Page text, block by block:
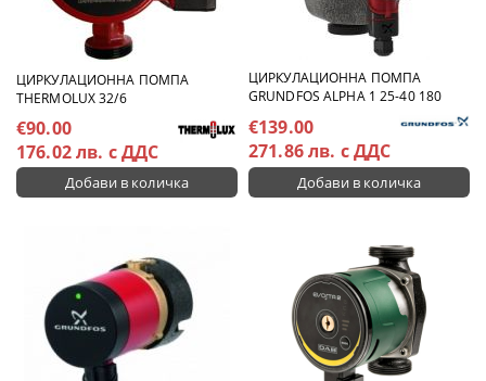
ЦИРКУЛАЦИОННА ПОМПА
THERMOLUX 32/6
€90.00
176.02 лв. с ДДС
ЦИРКУЛАЦИОННА ПОМПА
GRUNDFOS ALPHA 1 25-40 180
€139.00
271.86 лв. с ДДС